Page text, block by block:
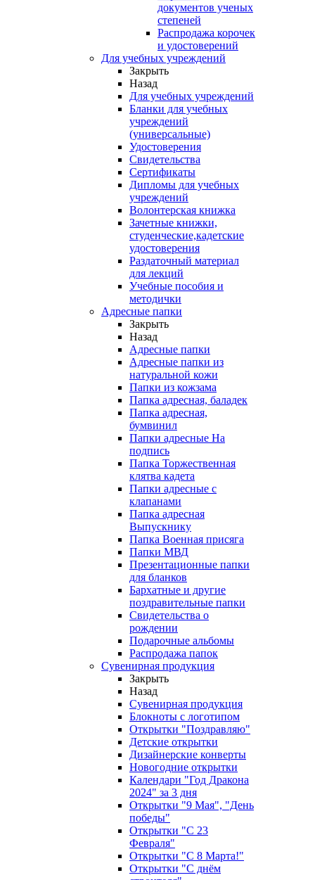
документов ученых
степеней
Распродажа корочек
и удостоверений
Для учебных учреждений
Закрыть
Назад
Для учебных учреждений
Бланки для учебных
учреждений
(универсальные)
Удостоверения
Свидетельства
Сертификаты
Дипломы для учебных
учреждений
Волонтерская книжка
Зачетные книжки,
студенческие,кадетские
удостоверения
Раздаточный материал
для лекций
Учебные пособия и
методички
Адресные папки
Закрыть
Назад
Адресные папки
Адресные папки из
натуральной кожи
Папки из кожзама
Папка адресная, баладек
Папка адресная,
бумвинил
Папки адресные На
подпись
Папка Торжественная
клятва кадета
Папки адресные с
клапанами
Папка адресная
Выпускнику
Папка Военная присяга
Папки МВД
Презентационные папки
для бланков
Бархатные и другие
поздравительные папки
Свидетельства о
рождении
Подарочные альбомы
Распродажа папок
Сувенирная продукция
Закрыть
Назад
Сувенирная продукция
Блокноты с логотипом
Открытки "Поздравляю"
Детские открытки
Дизайнерские конверты
Новогодние открытки
Календари "Год Дракона
2024" за 3 дня
Открытки "9 Мая", "День
победы"
Открытки "С 23
Февраля"
Открытки "С 8 Марта!"
Открытки "С днём